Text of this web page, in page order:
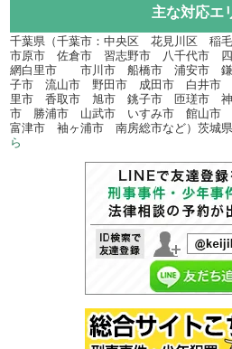
主な対応エ
千葉県（千葉市：中央区 花見川区
市原市 佐倉市 習志野市 八千代市
網白里市 市川市 船橋市 浦安市
子市 流山市 野田市 成田市 白井
里市 香取市 旭市 銚子市 匝瑳市
市 勝浦市 山武市 いすみ市 館山市
富津市 袖ヶ浦市 南房総市など）茨城
ら